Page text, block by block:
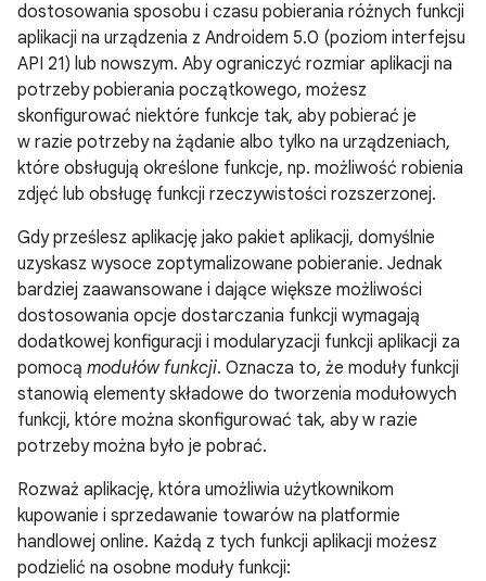
dostosowania sposobu i czasu pobierania różnych funkcji
aplikacji na urządzenia z Androidem 5.0 (poziom interfejsu
API 21) lub nowszym. Aby ograniczyć rozmiar aplikacji na
potrzeby pobierania początkowego, możesz
skonfigurować niektóre funkcje tak, aby pobierać je
w razie potrzeby na żądanie albo tylko na urządzeniach,
które obsługują określone funkcje, np. możliwość robienia
zdjęć lub obsługę funkcji rzeczywistości rozszerzonej.
Gdy prześlesz aplikację jako pakiet aplikacji, domyślnie
uzyskasz wysoce zoptymalizowane pobieranie. Jednak
bardziej zaawansowane i dające większe możliwości
dostosowania opcje dostarczania funkcji wymagają
dodatkowej konfiguracji i modularyzacji funkcji aplikacji za
pomocą modułów funkcji. Oznacza to, że moduły funkcji
stanowią elementy składowe do tworzenia modułowych
funkcji, które można skonfigurować tak, aby w razie
potrzeby można było je pobrać.
Rozważ aplikację, która umożliwia użytkownikom
kupowanie i sprzedawanie towarów na platformie
handlowej online. Każdą z tych funkcji aplikacji możesz
podzielić na osobne moduły funkcji: